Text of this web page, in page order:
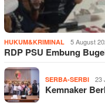
HUKUM&KRIMINAL 5 August
RDP PSU Embung
SERBA-SERBI 23
Kemnaker